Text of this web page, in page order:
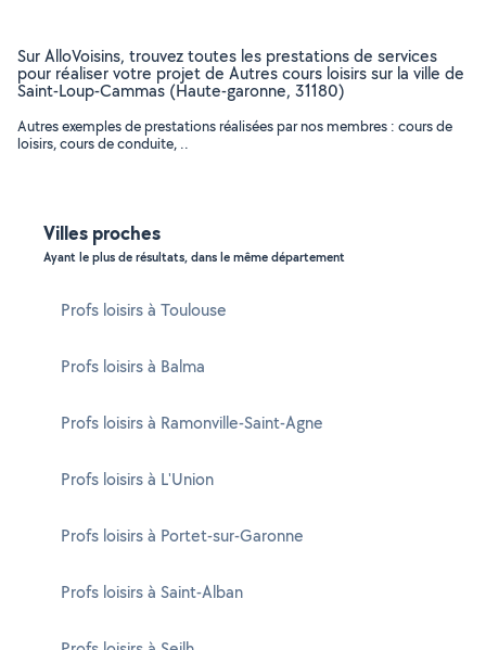
Sur AlloVoisins, trouvez toutes les prestations de services
pour réaliser votre projet de Autres cours loisirs sur la ville de
Saint-Loup-Cammas (Haute-garonne, 31180)
Autres exemples de prestations réalisées par nos membres : cours de
loisirs, cours de conduite, ..
Villes proches
Ayant le plus de résultats, dans le même département
Profs loisirs à Toulouse
Profs loisirs à Balma
Profs loisirs à Ramonville-Saint-Agne
Profs loisirs à L'Union
Profs loisirs à Portet-sur-Garonne
Profs loisirs à Saint-Alban